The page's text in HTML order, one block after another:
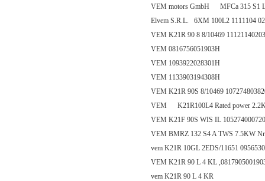
VEM motors GmbH MFCa 315 S1 L
Elvem S.R.L. 6XM 100L2 1111104
VEM K21R 90 8 8/10469
VEM 0816756051903H
VEM 1093922028301H
VEM 1133903194308H
VEM K21R 90S 8/10469
VEM K21R100L4 Rated power
VEM K21F 90S WIS IL
VEM BMRZ 132 S4 A TWS 7.5KW
vem K21R 10GL 2EDS/11651
VEM K21R 90 L 4 KL
vem K21R 90 L 4 KR